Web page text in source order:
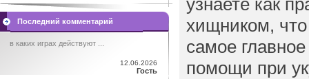
Последний комментарий
в каких играх действуют ...
12.06.2026
Гость
узнаете как
хищником, что
самое
помощи при